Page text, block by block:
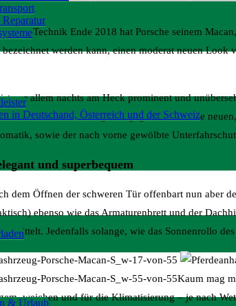
in Deutschand, Österreich und der Schweiz
& Urlaub
Technik Ende 2018 hat Porsche seinem
werden kann, einen moderat neuen Look
vor allem nachts am Heck prominent und
brandrot-orange. Dagegen werden die
sowie der nach vorne gewölbte
und superbequem
dem Öffnen der schweren Tür offenbart nun aber
ebenso wie das Armaturenbrett und der
Jedenfalls solange, wie das Sonnenrollo
Kaum mag
weichen und für die Klimatisierung – je nach